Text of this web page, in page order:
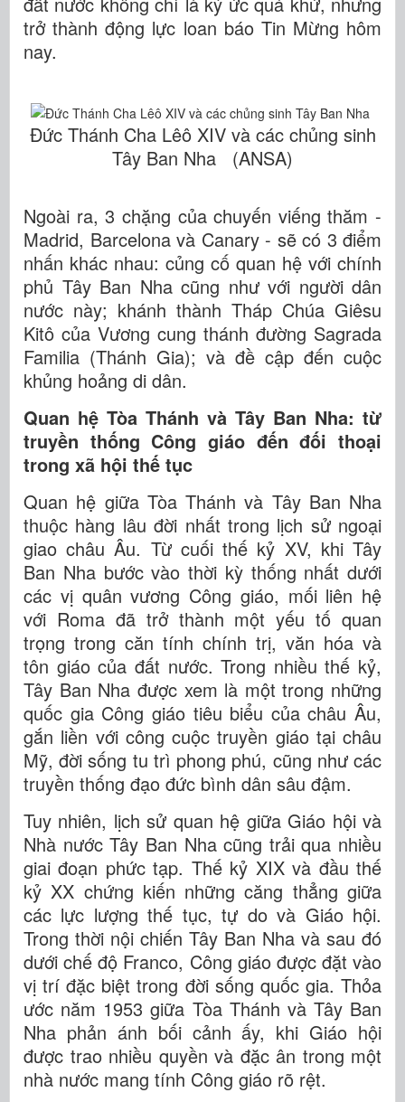
trở thành động lực loan báo Tin Mừng hôm
nay.
Đức Thánh Cha Lêô XIV và các chủng sinh
Tây Ban Nha (ANSA)
Ngoài ra, 3 chặng của chuyến viếng thăm -
Madrid, Barcelona và Canary - sẽ có 3 điểm
nhấn khác nhau: củng cố quan hệ với chính
phủ Tây Ban Nha cũng như với người dân
nước này; khánh thành Tháp Chúa Giêsu
Kitô của Vương cung thánh đường Sagrada
Familia (Thánh Gia); và đề cập đến cuộc
khủng hoảng di dân.
Quan hệ Tòa Thánh và Tây Ban Nha: từ
truyền thống Công giáo đến đối thoại
trong xã hội thế tục
Quan hệ giữa Tòa Thánh và Tây Ban Nha
thuộc hàng lâu đời nhất trong lịch sử ngoại
giao châu Âu. Từ cuối thế kỷ XV, khi Tây
Ban Nha bước vào thời kỳ thống nhất dưới
các vị quân vương Công giáo, mối liên hệ
với Roma đã trở thành một yếu tố quan
trọng trong căn tính chính trị, văn hóa và
tôn giáo của đất nước. Trong nhiều thế kỷ,
Tây Ban Nha được xem là một trong những
quốc gia Công giáo tiêu biểu của châu Âu,
gắn liền với công cuộc truyền giáo tại châu
Mỹ, đời sống tu trì phong phú, cũng như các
truyền thống đạo đức bình dân sâu đậm.
Tuy nhiên, lịch sử quan hệ giữa Giáo hội và
Nhà nước Tây Ban Nha cũng trải qua nhiều
giai đoạn phức tạp. Thế kỷ XIX và đầu thế
kỷ XX chứng kiến những căng thẳng giữa
các lực lượng thế tục, tự do và Giáo hội.
Trong thời nội chiến Tây Ban Nha và sau đó
dưới chế độ Franco, Công giáo được đặt vào
vị trí đặc biệt trong đời sống quốc gia. Thỏa
ước năm 1953 giữa Tòa Thánh và Tây Ban
Nha phản ánh bối cảnh ấy, khi Giáo hội
được trao nhiều quyền và đặc ân trong một
nhà nước mang tính Công giáo rõ rệt.